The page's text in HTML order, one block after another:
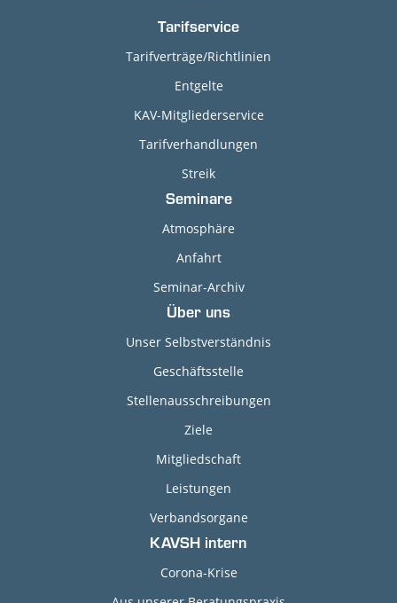
Tarifservice
Tarifverträge/Richtlinien
Entgelte
KAV-Mitgliederservice
Tarifverhandlungen
Streik
Seminare
Atmosphäre
Anfahrt
Seminar-Archiv
Über uns
Unser Selbstverständnis
Geschäftsstelle
Stellenausschreibungen
Ziele
Mitgliedschaft
Leistungen
Verbandsorgane
KAVSH intern
Corona-Krise